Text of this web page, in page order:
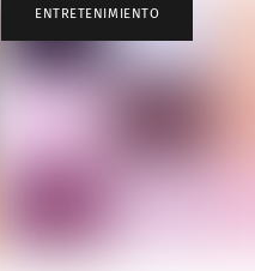
ENTRETENIMIENTO